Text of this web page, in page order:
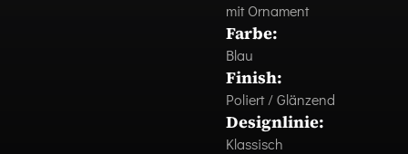
mit Ornament
Farbe:
Blau
Finish:
Poliert / Glänzend
Designlinie:
Klassisch